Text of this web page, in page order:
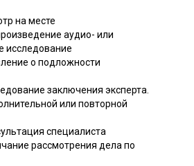
на месте
аудио- или
исследование
о подложности
заключения эксперта.
или повторной
специалиста
рассмотрения дела по